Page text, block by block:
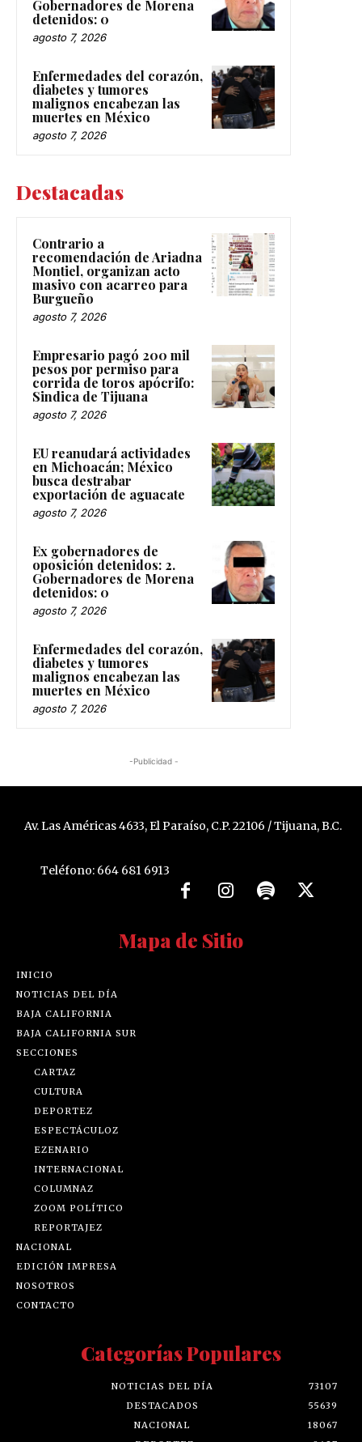
Gobernadores de Morena
detenidos: 0
agosto 7, 2026
Enfermedades del corazón,
diabetes y tumores
malignos encabezan las
muertes en México
agosto 7, 2026
Destacadas
Contrario a
recomendación de Ariadna
Montiel, organizan acto
masivo con acarreo para
Burgueño
agosto 7, 2026
Empresario pagó 200 mil
pesos por permiso para
corrida de toros apócrifo:
Sindica de Tijuana
agosto 7, 2026
EU reanudará actividades
en Michoacán; México
busca destrabar
exportación de aguacate
agosto 7, 2026
Ex gobernadores de
oposición detenidos: 2.
Gobernadores de Morena
detenidos: 0
agosto 7, 2026
Enfermedades del corazón,
diabetes y tumores
malignos encabezan las
muertes en México
agosto 7, 2026
-Publicidad -
Av. Las Américas 4633, El Paraíso, C.P. 22106 / Tijuana, B.C.
Teléfono: 664 681 6913
Mapa de Sitio
INICIO
NOTICIAS DEL DÍA
BAJA CALIFORNIA
BAJA CALIFORNIA SUR
SECCIONES
CARTAZ
CULTURA
DEPORTEZ
ESPECTÁCULOZ
EZENARIO
INTERNACIONAL
COLUMNAZ
ZOOM POLÍTICO
REPORTAJEZ
NACIONAL
EDICIÓN IMPRESA
NOSOTROS
CONTACTO
Categorías Populares
NOTICIAS DEL DÍA
73107
DESTACADOS
55639
NACIONAL
18067